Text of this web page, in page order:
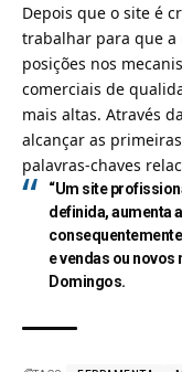
Depois que o site é
trabalhar para que a
posições nos
comerciais de
mais altas. Através
alcançar as
palavras-chaves
“Um site
definida, aumenta
e vendas ou
Domingos.